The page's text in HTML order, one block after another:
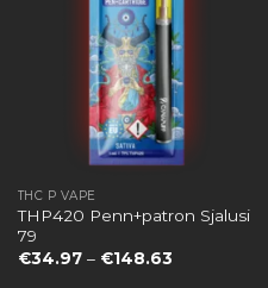
THC P VAPE
THP420 Penn+patron Sjalusi
79
€34.97 – €148.63Preisspanne: